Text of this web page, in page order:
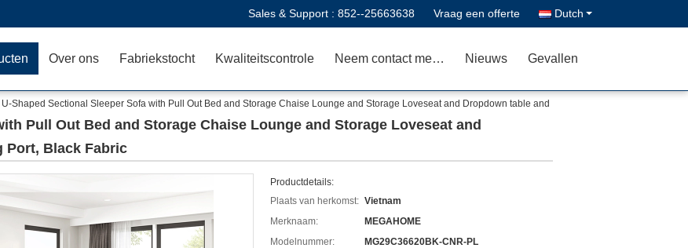
Sales & Support : 852--25663638 Vraag een offerte Dutch
Over ons Fabriekstocht Kwaliteitscontrole Neem contact met ons op Nieuws Gevallen
U-Shaped Sectional Sleeper Sofa with Pull Out Bed and Storage Chaise Lounge and Storage Loveseat and Dropdown table and
Pull Out Bed and Storage Chaise Lounge and Storage Loveseat and
Port, Black Fabric
Productdetails:
Plaats van herkomst: Vietnam
Merknaam:
MEGAHOME
Modelnummer:
MG29C36620BK-CNR-PL